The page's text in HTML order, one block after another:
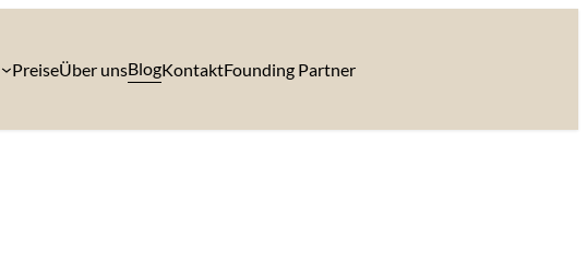
PreiseÜber unsBlogKontaktFounding Partner